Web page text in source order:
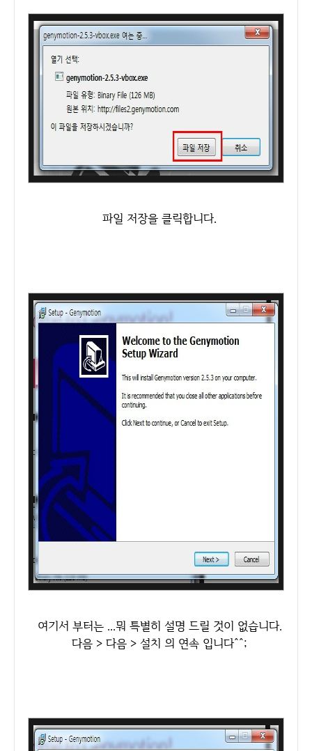
파일 저장을 클릭합니다.
여기서 부터는 ...뭐 특별히 설명 드릴 것이 없습니다.
다음 > 다음 > 설치 의 연속 입니다^^;